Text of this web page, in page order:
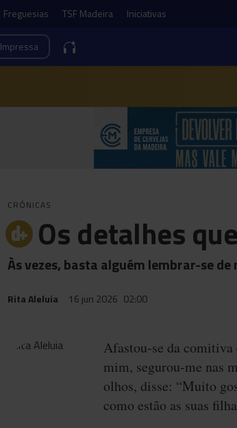
Freguesias TSF Madeira Iniciativas
Impressa
CRÓNICAS
Os detalhes
Às vezes, basta alguém lembrar-se
Rita Aleluia 16 jun 2026 02:00
Afastou-se da comitiva
mim, segurou-me nas
olhos, disse: “Muito
como estão as suas